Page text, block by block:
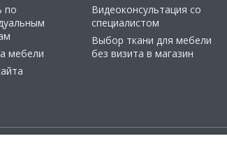
по
мебели
Видеоконсультация со
специалистом
Выбор ткани для мебели
без визита в магазин